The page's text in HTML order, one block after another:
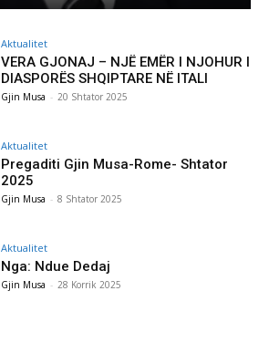
Aktualitet
VERA GJONAJ – NJË EMËR I NJOHUR I
DIASPORËS SHQIPTARE NË ITALI
Gjin Musa - 20 Shtator 2025
Aktualitet
Pregaditi Gjin Musa-Rome- Shtator
2025
Gjin Musa - 8 Shtator 2025
Aktualitet
Nga: Ndue Dedaj
Gjin Musa - 28 Korrik 2025